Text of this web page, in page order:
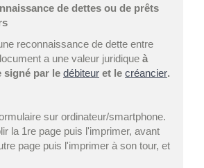
de dettes ou de prêts
reconnaissance de dette entre
a une valeur juridique à
par le débiteur et le créancier.
sur ordinateur/smartphone.
la 1re page puis l'imprimer, avant
page puis l'imprimer à son tour, et